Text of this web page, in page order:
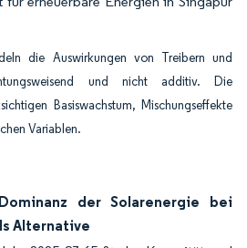
die Auswirkungen von Treibern und
und nicht additiv. Die
Basiswachstum, Mischungseffekte
Variablen.
der Solarenergie bei
Alternative